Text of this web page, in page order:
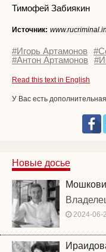
Тимофей Забиякин
Источник:
#Игорь Артамонов
#Антон Артамонов
Read this text in English
У Вас есть
Новые досье
2024-06-